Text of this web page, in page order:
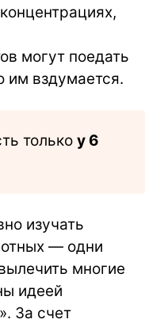
могут поедать
им вздумается.
только у 6
изучать
— одни
многие
идеей
За счет